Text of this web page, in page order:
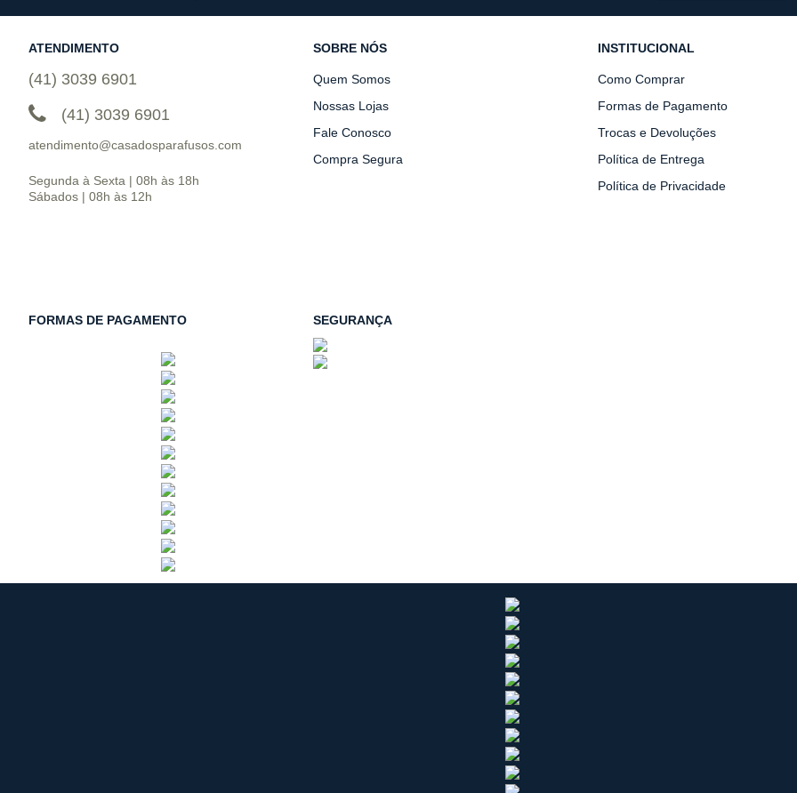
ATENDIMENTO
(41) 3039 6901
(41) 3039 6901
atendimento@casadosparafusos.com
Segunda à Sexta | 08h às 18h
Sábados | 08h às 12h
SOBRE NÓS
Quem Somos
Nossas Lojas
Fale Conosco
Compra Segura
INSTITUCIONAL
Como Comprar
Formas de Pagamento
Trocas e Devoluções
Política de Entrega
Política de Privacidade
FORMAS DE PAGAMENTO SEGURANÇA